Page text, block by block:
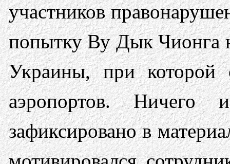
участников
попытку Ву Дык Чионга
Украины, при
аэропортов.
зафиксировано в